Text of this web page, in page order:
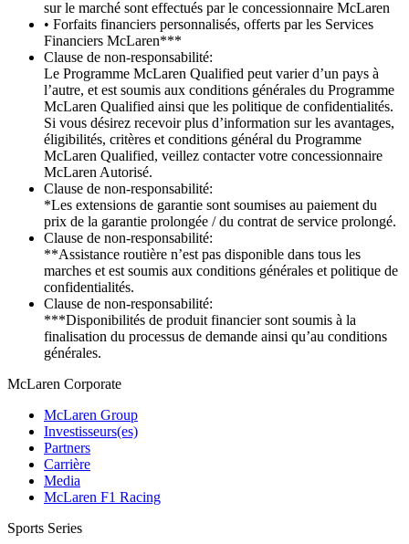
sur le marché sont effectués par le concessionnaire McLaren
• Forfaits financiers personnalisés, offerts par les Services
Financiers McLaren***
Clause de non-responsabilité:
Le Programme McLaren Qualified peut varier d’un pays à
l’autre, et est soumis aux conditions générales du Programme
McLaren Qualified ainsi que les politique de confidentialités.
Si vous désirez recevoir plus d’information sur les avantages,
éligibilités, critères et conditions général du Programme
McLaren Qualified, veillez contacter votre concessionnaire
McLaren Autorisé.
Clause de non-responsabilité:
*Les extensions de garantie sont soumises au paiement du
prix de la garantie prolongée / du contrat de service prolongé.
Clause de non-responsabilité:
**Assistance routière n’est pas disponible dans tous les
marches et est soumis aux conditions générales et politique de
confidentialités.
Clause de non-responsabilité:
***Disponibilités de produit financier sont soumis à la
finalisation du processus de demande ainsi qu’au conditions
générales.
McLaren Corporate
McLaren Group
Investisseurs(es)
Partners
Carrière
Media
McLaren F1 Racing
Sports Series